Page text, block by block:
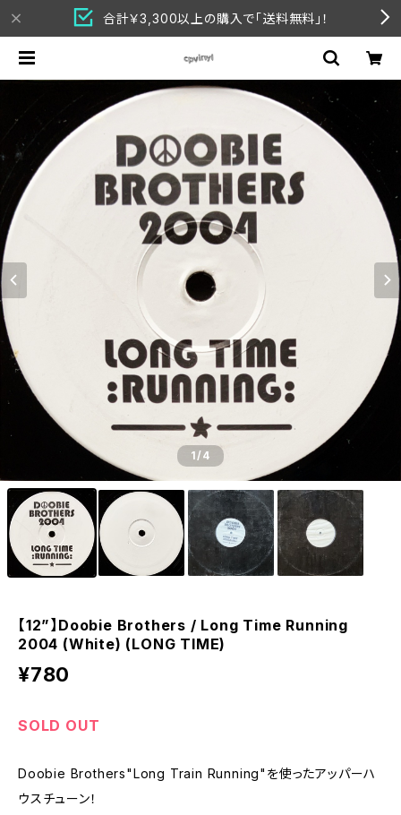
合計￥3,300以上の購入で「送料無料」！
1/4
【12”】Doobie Brothers / Long Time Running
2004 (White) (LONG TIME)
¥780
SOLD OUT
Doobie Brothers"Long Train Running"を使ったアッパーハ
ウスチューン！